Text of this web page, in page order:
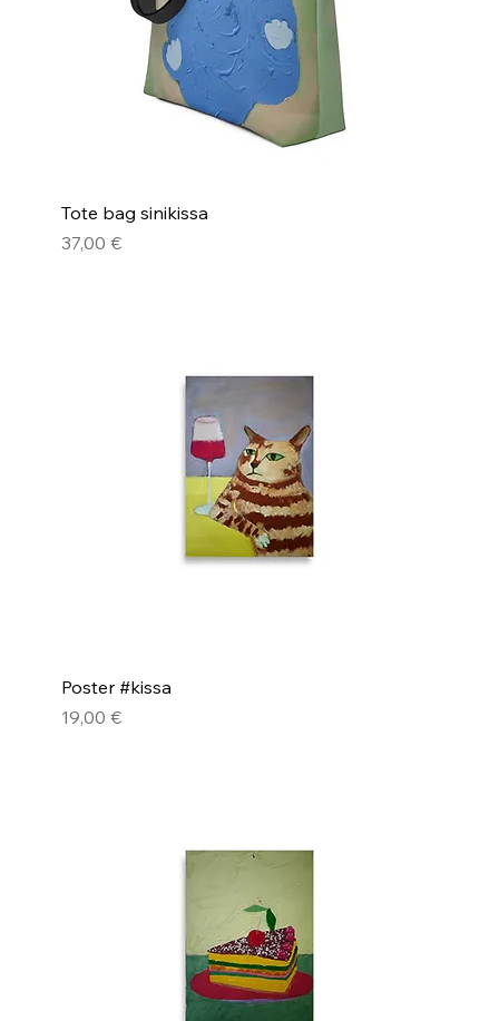
Tote bag sinikissa
Pris
37,00 €
Poster #kissa
Pris
19,00 €